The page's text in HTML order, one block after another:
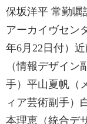
保坂洋平 常勤嘱
アーカイヴセン
年6月22日付）
（情報デザイン
手）平山夏帆（
ィア芸術副手）
本理恵（統合デ